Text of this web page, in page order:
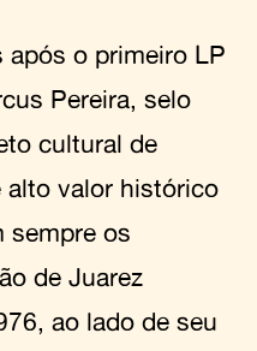
o primeiro LP
Pereira, selo
cultural de
alto valor histórico
sempre os
de Juarez
ao lado de seu